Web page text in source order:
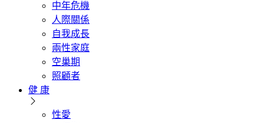
中年危機
人際關係
自我成長
兩性家庭
空巢期
照顧者
健 康
性愛